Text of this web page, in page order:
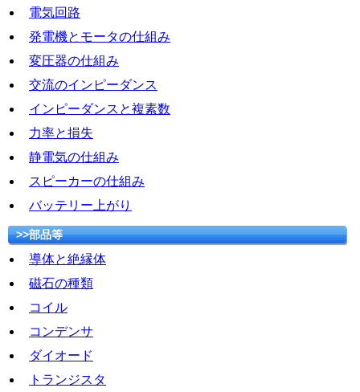
電気回路
発電機とモータの仕組み
変圧器の仕組み
交流のインピーダンス
インピーダンスと複素数
力率と損失
静電気の仕組み
スピーカーの仕組み
バッテリー上がり
>>部品等
導体と絶縁体
磁石の種類
コイル
コンデンサ
ダイオード
トランジスタ